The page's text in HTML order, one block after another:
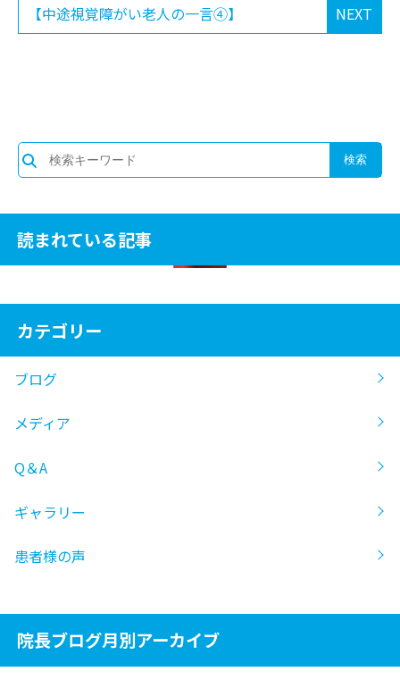
NEXT
【中途視覚障がい老人の一言④】
読まれている記事
カテゴリー
ブログ
メディア
Q＆A
ギャラリー
患者様の声
院長ブログ月別アーカイブ